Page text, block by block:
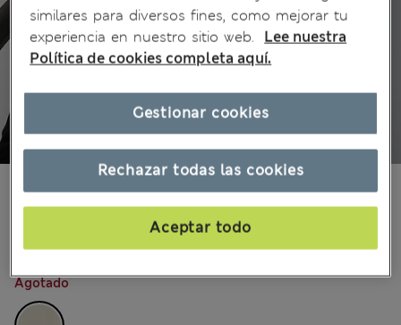
€175,00 Todos los precios incluyen impuestos y aranceles
Agotado
similares para diversos fines, como mejorar tu
experiencia en nuestro sitio web.
Lee nuestra
Política de cookies completa aquí.
Rechazar todas las cookies
Aceptar todo
Gestionar cookies